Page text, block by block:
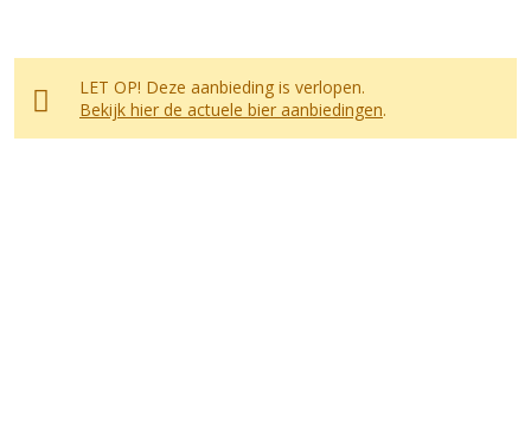
LET OP! Deze aanbieding is verlopen.
Bekijk hier de actuele bier aanbiedingen.